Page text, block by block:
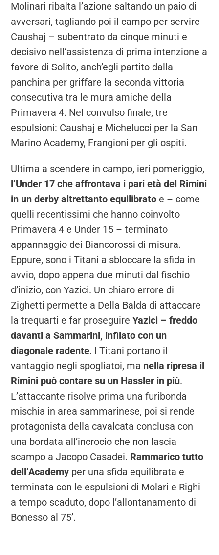
Molinari ribalta l’azione saltando un paio di
avversari, tagliando poi il campo per servire
Caushaj – subentrato da cinque minuti e
decisivo nell’assistenza di prima intenzione a
favore di Solito, anch’egli partito dalla
panchina per griffare la seconda vittoria
consecutiva tra le mura amiche della
Primavera 4. Nel convulso finale, tre
espulsioni: Caushaj e Michelucci per la San
Marino Academy, Frangioni per gli ospiti.
Ultima a scendere in campo, ieri pomeriggio,
l’Under 17 che affrontava i pari età del Rimini
in un derby altrettanto equilibrato e – come
quelli recentissimi che hanno coinvolto
Primavera 4 e Under 15 – terminato
appannaggio dei Biancorossi di misura.
Eppure, sono i Titani a sbloccare la sfida in
avvio, dopo appena due minuti dal fischio
d’inizio, con Yazici. Un chiaro errore di
Zighetti permette a Della Balda di attaccare
la trequarti e far proseguireYazici – freddo
davanti a Sammarini, infilato con un
diagonale radente. I Titani portano il
vantaggio negli spogliatoi, ma nella ripresa il
Rimini può contare su un Hassler in più.
L’attaccante risolve prima una furibonda
mischia in area sammarinese, poi si rende
protagonista della cavalcata conclusa con
una bordata all’incrocio che non lascia
scampo a Jacopo Casadei. Rammarico tutto
dell’Academy per una sfida equilibrata e
terminata con le espulsioni di Molari e Righi
a tempo scaduto, dopo l’allontanamento di
Bonesso al 75’.